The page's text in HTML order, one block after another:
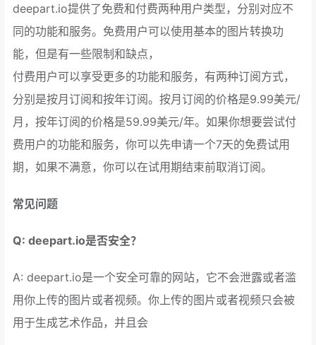
deepart.io提供了免费和付费两种用户类型，分别对应不
同的功能和服务。免费用户可以使用基本的图片转换功
能，但是有一些限制和缺点，
付费用户可以享受更多的功能和服务，有两种订阅方式，
分别是按月订阅和按年订阅。按月订阅的价格是9.99美元/
月，按年订阅的价格是59.99美元/年。如果你想要尝试付
费用户的功能和服务，你可以先申请一个7天的免费试用
期，如果不满意，你可以在试用期结束前取消订阅。
常见问题
Q: deepart.io是否安全？
A: deepart.io是一个安全可靠的网站，它不会泄露或者滥
用你上传的图片或者视频。你上传的图片或者视频只会被
用于生成艺术作品，并且会